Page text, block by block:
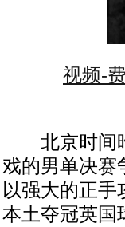
视频-
北京时间昨
戏的男单决赛
以强大的正
本土夺冠英国